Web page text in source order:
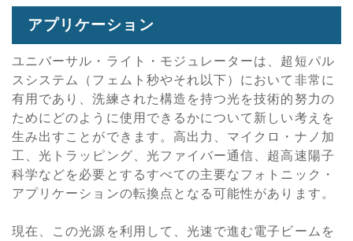
アプリケーション
ユニバーサル・ライト・モジュレーターは、超短パル
スシステム（フェムト秒やそれ以下）において非常に
有用であり、洗練された構造を持つ光を技術的努力の
ためにどのように使用できるかについて新しい考えを
生み出すことができます。高出力、マイクロ・ナノ加
工、光トラッピング、光ファイバー通信、超高速陽子
科学などを必要とするすべての主要なフォトニック・
アプリケーションの転換点となる可能性があります。
現在、この光源を利用して、光速で進む電子ビームを